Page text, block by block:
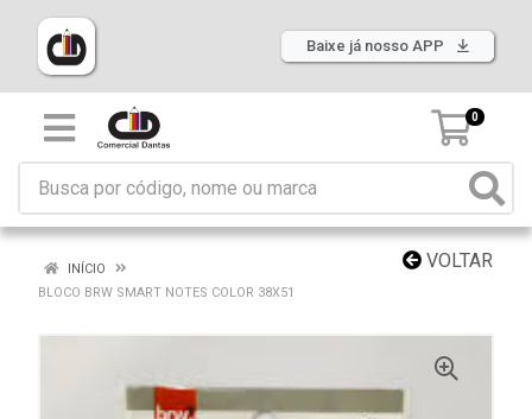
Baixe já nosso APP
0
VOLTAR
INÍCIO
BLOCO BRW SMART NOTES COLOR 38X51